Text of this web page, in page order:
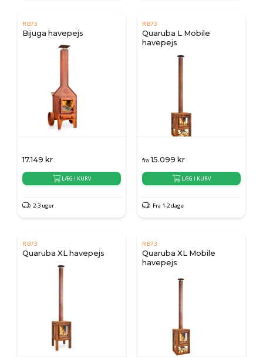
RB73
Bijuga havepejs
17.149 kr
LÆG I KURV
2-3 uger
RB73
Quaruba L Mobile
havepejs
fra 15.099 kr
LÆG I KURV
Fra 1-2 dage
RB73
Quaruba XL havepejs
RB73
Quaruba XL Mobile
havepejs